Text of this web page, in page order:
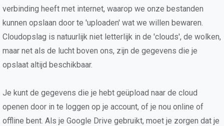
verbinding heeft met internet, waarop we onze bestanden
kunnen opslaan door te 'uploaden' wat we willen bewaren.
Cloudopslag is natuurlijk niet letterlijk in de 'clouds', de wolken,
maar net als de lucht boven ons, zijn de gegevens die je
opslaat altijd beschikbaar.
Je kunt de gegevens die je hebt geüpload naar de cloud
openen door in te loggen op je account, of je nou online of
offline bent. Als je Google Drive gebruikt, moet je zorgen dat je